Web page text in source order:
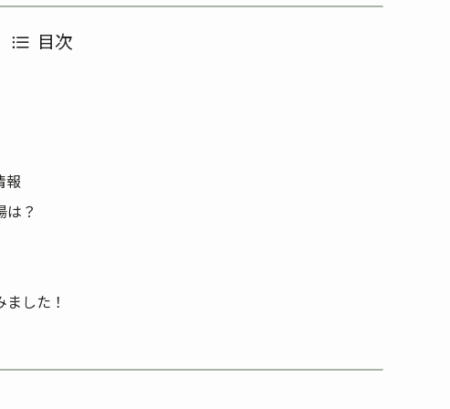
目次
報
？
した！